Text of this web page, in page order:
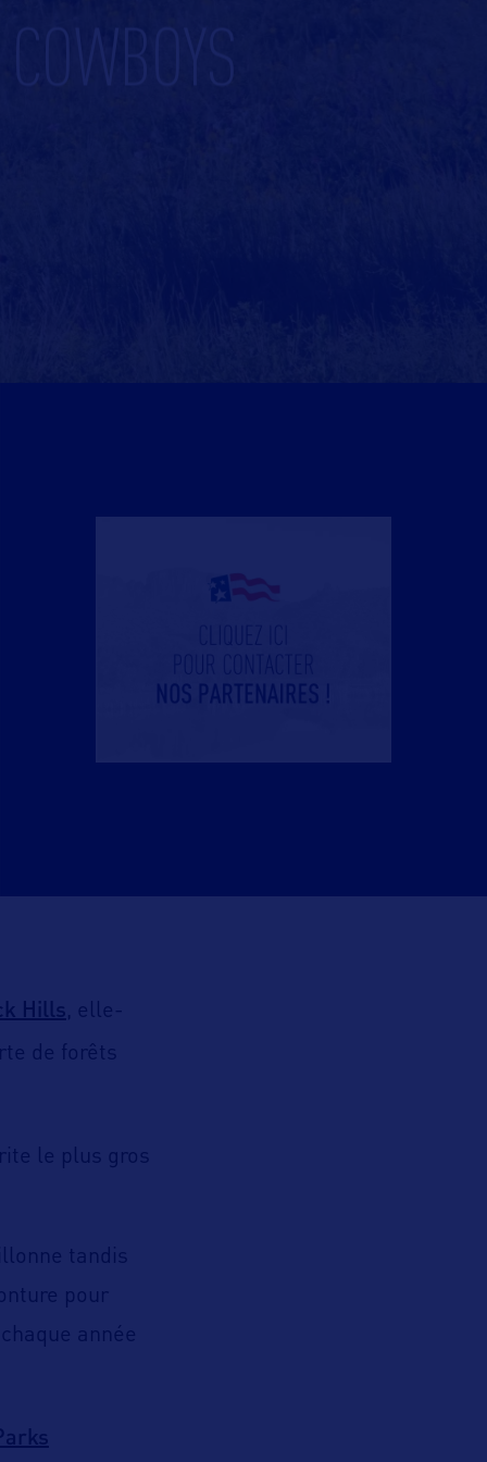
Hills, elle-
de forêts
le plus gros
tandis
pour
année